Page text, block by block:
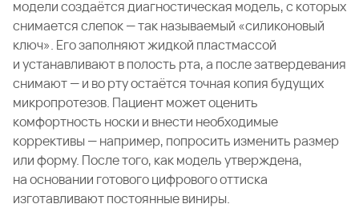
модели создаётся диагностическая модель, с которых
снимается слепок — так называемый «силиконовый
ключ». Его заполняют жидкой пластмассой
и устанавливают в полость рта, а после затвердевания
снимают — и во рту остаётся точная копия будущих
микропротезов. Пациент может оценить
комфортность носки и внести необходимые
коррективы — например, попросить изменить размер
или форму. После того, как модель утверждена,
на основании готового цифрового оттиска
изготавливают постоянные виниры.